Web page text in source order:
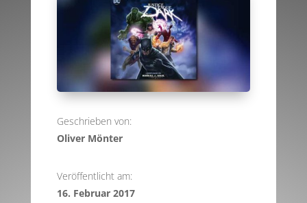
Geschrieben von:
Oliver Mönter
Veröffentlicht am:
16. Februar 2017